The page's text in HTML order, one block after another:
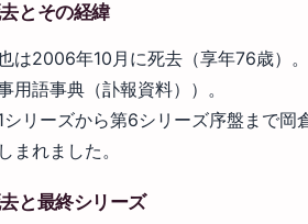
とその経緯
は2006年10月に死去（享年76歳）
用語事典（訃報資料））。
シリーズから第6シリーズ序盤まで岡
まれました。
と最終シリーズ